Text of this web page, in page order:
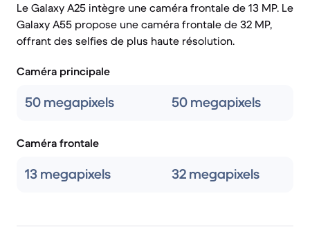
Le Galaxy A25 intègre une caméra frontale de 13 MP. Le
Galaxy A55 propose une caméra frontale de 32 MP,
offrant des selfies de plus haute résolution.
Caméra principale
50 megapixels 50 megapixels
Caméra frontale
13 megapixels 32 megapixels